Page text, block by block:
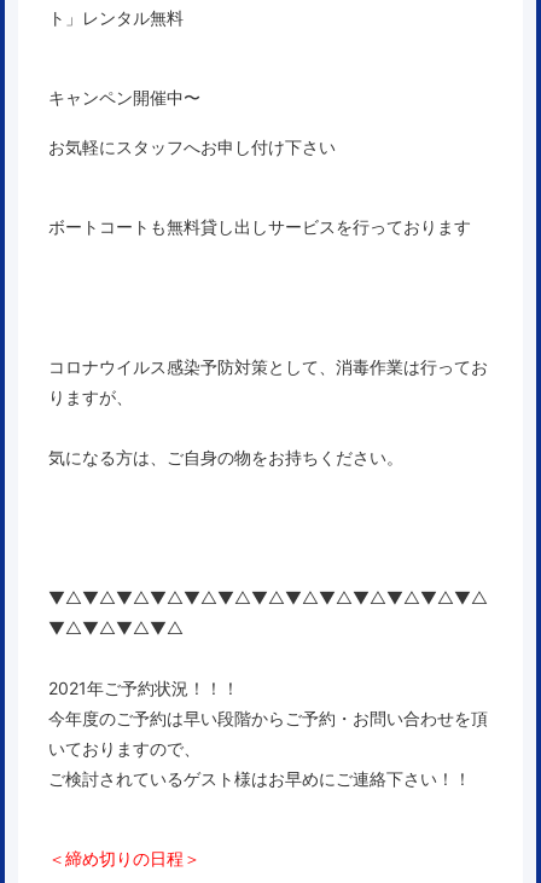
ト」レンタル無料
キャンペン開催中〜
お気軽にスタッフへお申し付け下さい
ボートコートも無料貸し出しサービスを行っております
コロナウイルス感染予防対策として、消毒作業は行ってお
りますが、
気になる方は、ご自身の物をお持ちください。
▼△▼△▼△▼△▼△▼△▼△▼△▼△▼△▼△▼△▼△
▼△▼△▼△▼△
2021年ご予約状況！！！
今年度のご予約は早い段階からご予約・お問い合わせを頂
いておりますので、
ご検討されているゲスト様はお早めにご連絡下さい！！
＜締め切りの日程＞